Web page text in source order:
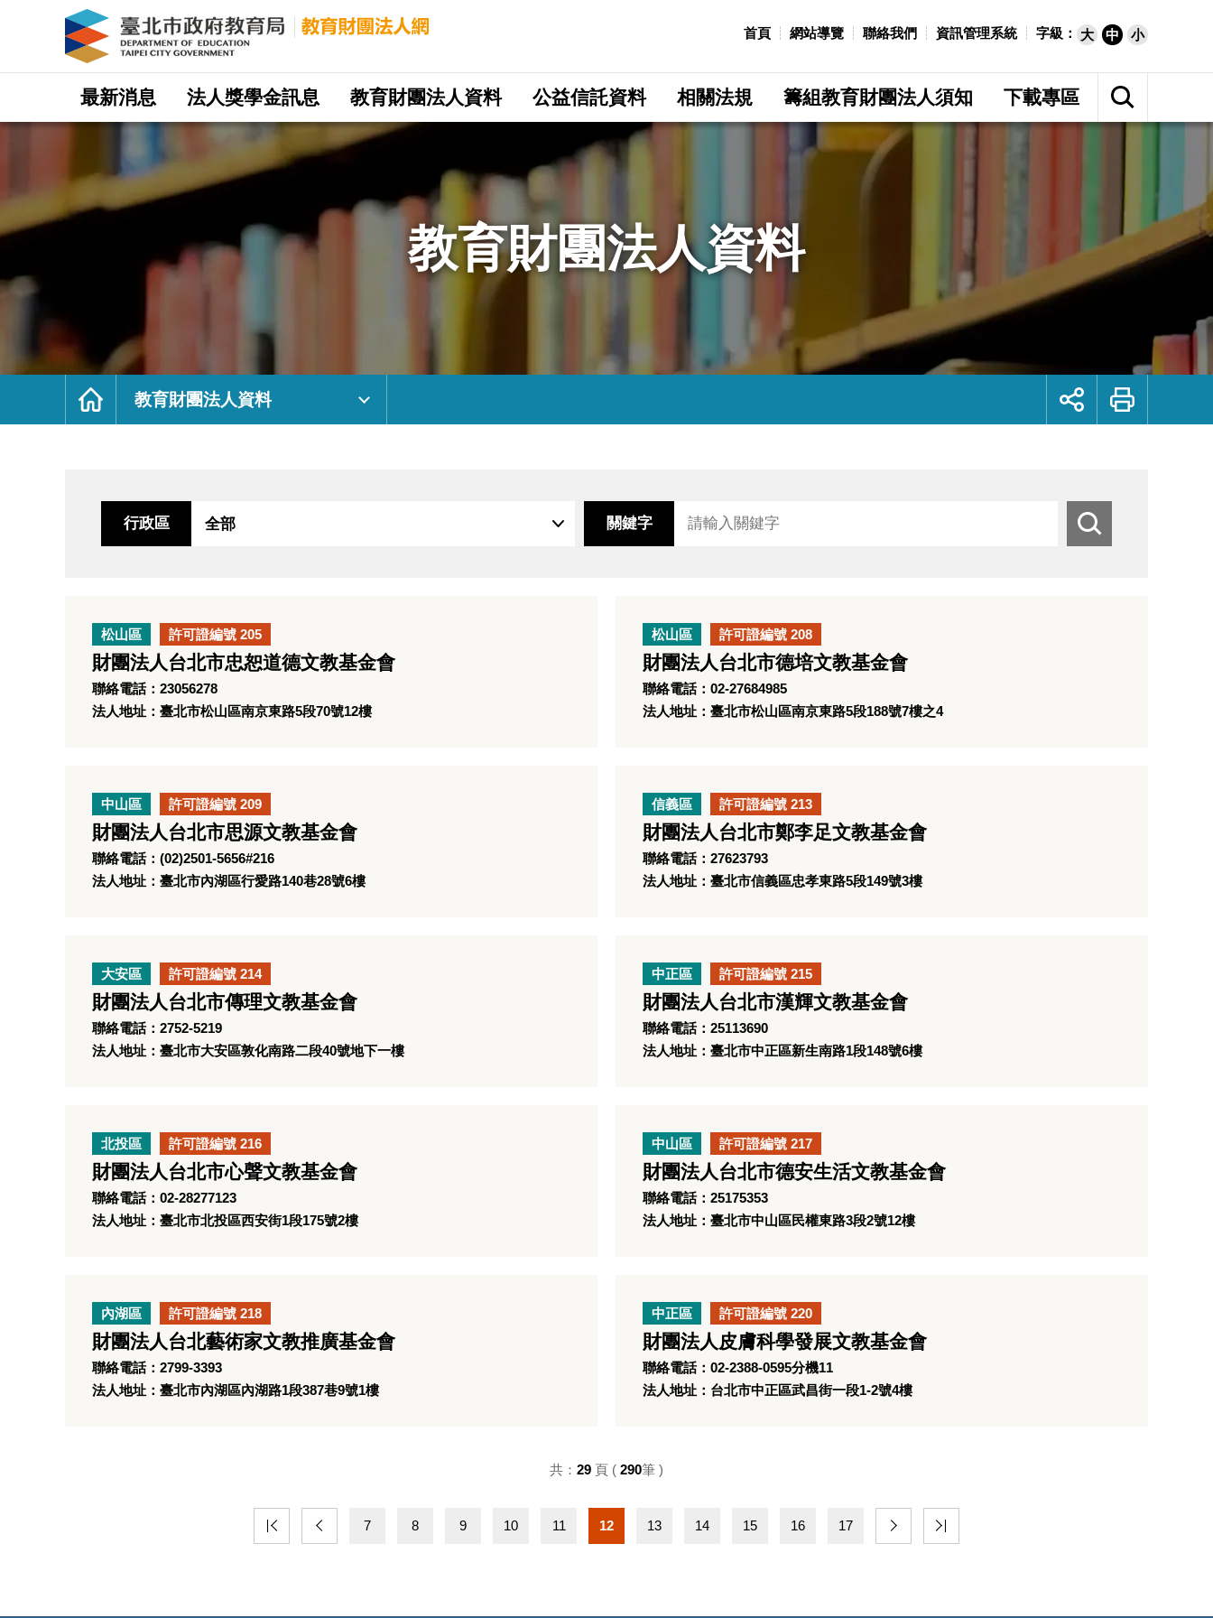
｜
府
首頁 網站導覽 聯絡我們 資訊管理系統 字級： 大 中 小
網
最新消息 法人獎學金訊息 教育財團法人資料 公益信託資料 相關法規 籌組教育財團法人須知 下載專區
展
開
網
站
尋
教育財團法人資料
首
教育財團法人資料
展
鈕
列
行政區 關鍵字
搜
尋
松山區 許可證編號 205
財團法人台北市忠恕道德文教基金會
聯絡電話：23056278
法人地址：臺北市松山區南京東路5段70號12樓
松山區 許可證編號 208
財團法人台北市德培文教基金會
聯絡電話：02-27684985
法人地址：臺北市松山區南京東路5段188號7樓之4
中山區 許可證編號 209
財團法人台北市思源文教基金會
聯絡電話：(02)2501-5656#216
法人地址：臺北市內湖區行愛路140巷28號6樓
信義區 許可證編號 213
財團法人台北市鄭李足文教基金會
聯絡電話：27623793
法人地址：臺北市信義區忠孝東路5段149號3樓
大安區 許可證編號 214
財團法人台北市傳理文教基金會
聯絡電話：2752-5219
法人地址：臺北市大安區敦化南路二段40號地下一樓
中正區 許可證編號 215
財團法人台北市漢輝文教基金會
聯絡電話：25113690
法人地址：臺北市中正區新生南路1段148號6樓
北投區 許可證編號 216
財團法人台北市心聲文教基金會
聯絡電話：02-28277123
法人地址：臺北市北投區西安街1段175號2樓
中山區 許可證編號 217
財團法人台北市德安生活文教基金會
聯絡電話：25175353
法人地址：臺北市中山區民權東路3段2號12樓
內湖區 許可證編號 218
財團法人台北藝術家文教推廣基金會
聯絡電話：2799-3393
法人地址：臺北市內湖區內湖路1段387巷9號1樓
中正區 許可證編號 220
財團法人皮膚科學發展文教基金會
聯絡電話：02-2388-0595分機11
法人地址：台北市中正區武昌街一段1-2號4樓
7 8 9 10 11 12 13 14 15 16 17
共： 29 頁 ( 290筆 )